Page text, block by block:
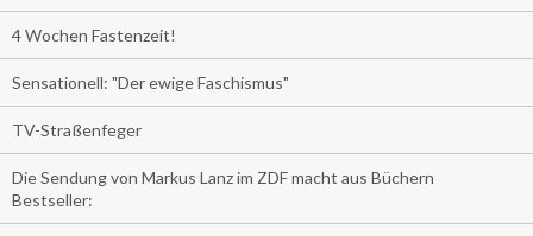
4 Wochen Fastenzeit!
Sensationell: "Der ewige Faschismus"
TV-Straßenfeger
Die Sendung von Markus Lanz im ZDF macht aus Büchern
Bestseller: